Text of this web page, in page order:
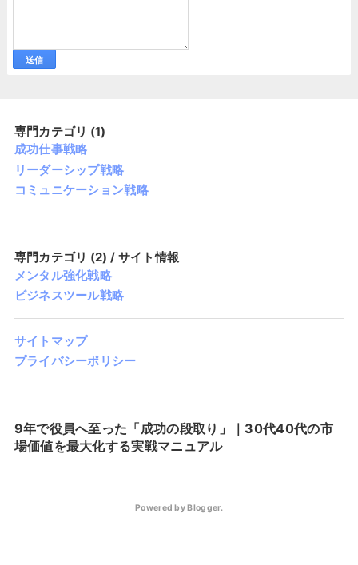
専門カテゴリ (1)
成功仕事戦略
リーダーシップ戦略
コミュニケーション戦略
専門カテゴリ (2) / サイト情報
メンタル強化戦略
ビジネスツール戦略
サイトマップ
プライバシーポリシー
9年で役員へ至った「成功の段取り」｜30代40代の市
場価値を最大化する実戦マニュアル
Powered byBlogger.